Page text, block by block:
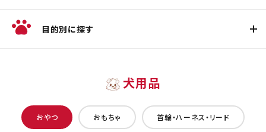
目的別に探す
犬用品
おやつ おもちゃ 首輪・ハーネス・リード